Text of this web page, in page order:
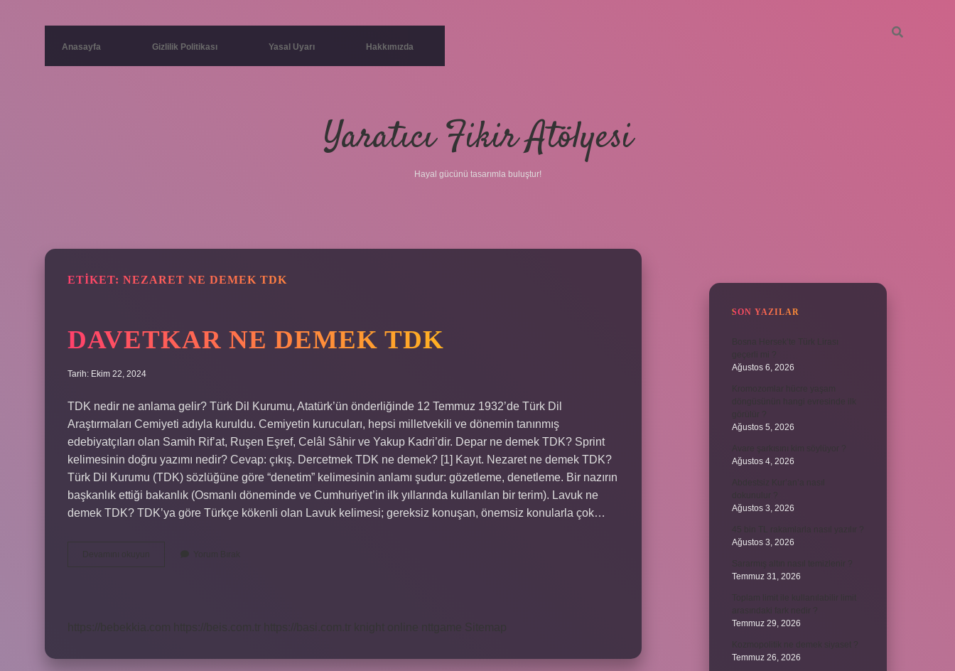
Anasayfa Gizlilik Politikası Yasal Uyarı Hakkımızda
Yaratıcı Fikir Atölyesi
Hayal gücünü tasarımla buluştur!
ETIKET: NEZARET NE DEMEK TDK
DAVETKAR NE DEMEK TDK
Tarih: Ekim 22, 2024
TDK nedir ne anlama gelir? Türk Dil Kurumu, Atatürk’ün önderliğinde 12 Temmuz 1932’de Türk Dil
Araştırmaları Cemiyeti adıyla kuruldu. Cemiyetin kurucuları, hepsi milletvekili ve dönemin tanınmış
edebiyatçıları olan Samih Rif’at, Ruşen Eşref, Celâl Sâhir ve Yakup Kadri’dir. Depar ne demek TDK? Sprint
kelimesinin doğru yazımı nedir? Cevap: çıkış. Dercetmek TDK ne demek? [1] Kayıt. Nezaret ne demek TDK?
Türk Dil Kurumu (TDK) sözlüğüne göre “denetim” kelimesinin anlamı şudur: gözetleme, denetleme. Bir nazırın
başkanlık ettiği bakanlık (Osmanlı döneminde ve Cumhuriyet’in ilk yıllarında kullanılan bir terim). Lavuk ne
demek TDK? TDK’ya göre Türkçe kökenli olan Lavuk kelimesi; gereksiz konuşan, önemsiz konularla çok…
SON YAZILAR
Ağustos 6, 2026
Ağustos 5, 2026
Ağustos 4, 2026
Ağustos 3, 2026
Ağustos 3, 2026
Temmuz 31, 2026
Temmuz 29, 2026
Temmuz 26, 2026